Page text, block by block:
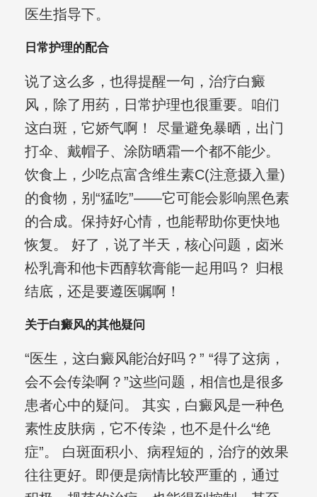
医生指导下。
日常护理的配合
说了这么多，也得提醒一句，治疗白癜
风，除了用药，日常护理也很重要。咱们
这白斑，它娇气啊！ 尽量避免暴晒，出门
打伞、戴帽子、涂防晒霜一个都不能少。
饮食上，少吃点富含维生素C(注意摄入量)
的食物，别“猛吃”——它可能会影响黑色素
的合成。保持好心情，也能帮助你更快地
恢复。 好了，说了半天，核心问题，卤米
松乳膏和他卡西醇软膏能一起用吗？ 归根
结底，还是要遵医嘱啊！
关于白癜风的其他疑问
“医生，这白癜风能治好吗？” “得了这病，
会不会传染啊？”这些问题，相信也是很多
患者心中的疑问。 其实，白癜风是一种色
素性皮肤病，它不传染，也不是什么“绝
症”。 白斑面积小、病程短的，治疗的效果
往往更好。即便是病情比较严重的，通过